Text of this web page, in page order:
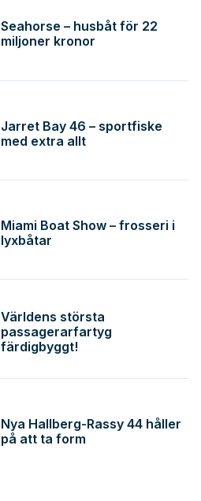
Seahorse – husbåt för 22
miljoner kronor
Jarret Bay 46 – sportfiske
med extra allt
Miami Boat Show – frosseri i
lyxbåtar
Världens största
passagerarfartyg
färdigbyggt!
Nya Hallberg-Rassy 44 håller
på att ta form